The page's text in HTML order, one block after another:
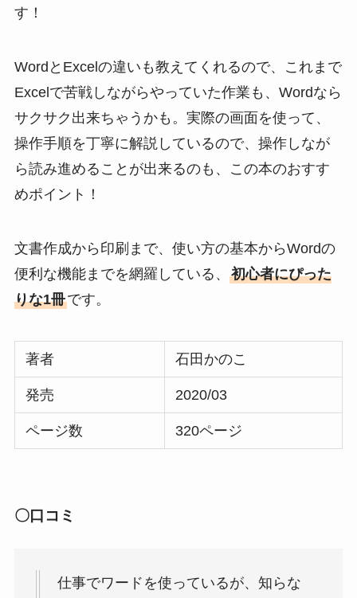
す！
WordとExcelの違いも教えてくれるので、これまで
Excelで苦戦しながらやっていた作業も、Wordなら
サクサク出来ちゃうかも。実際の画面を使って、
操作手順を丁寧に解説しているので、操作しなが
ら読み進めることが出来るのも、この本のおすす
めポイント！
文書作成から印刷まで、使い方の基本からWordの
便利な機能までを網羅している、 初心者にぴった
りな1冊です。
著者 石田かのこ
発売 2020/03
ページ数 320ページ
〇口コミ
仕事でワードを使っているが、知らな